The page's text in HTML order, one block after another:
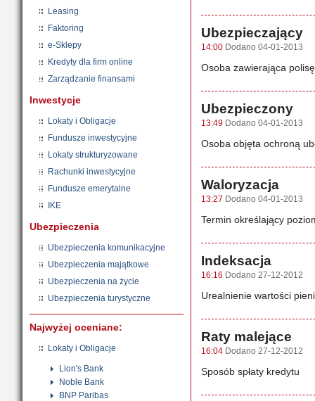
Leasing
Faktoring
e-Sklepy
Kredyty dla firm online
Zarządzanie finansami
Inwestycje
Lokaty i Obligacje
Fundusze inwestycyjne
Lokaty strukturyzowane
Rachunki inwestycyjne
Fundusze emerytalne
IKE
Ubezpieczenia
Ubezpieczenia komunikacyjne
Ubezpieczenia majątkowe
Ubezpieczenia na życie
Ubezpieczenia turystyczne
Najwyżej oceniane:
Lokaty i Obligacje
Lion's Bank
Noble Bank
BNP Paribas
Ubezpieczający
14:00 Dodano 04-01-2013
Osoba zawierająca
Ubezpieczony
13:49 Dodano 04-01-2013
Osoba objęta ochroną
Waloryzacja
13:27 Dodano 04-01-2013
Termin określający
Indeksacja
16:16 Dodano 27-12-2012
Urealnienie wartości
Raty malejące
16:04 Dodano 27-12-2012
Sposób spłaty kredytu